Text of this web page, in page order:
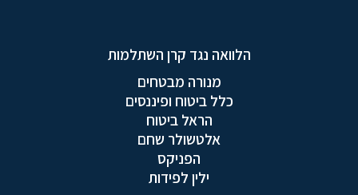
הלוואה נגד קרן השתלמות
מנורה מבטחים
כלל ביטוח ופיננסים
הראל ביטוח
אלטשולר שחם
הפניקס
ילין לפידות